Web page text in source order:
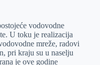
vodovodne
U toku je realizacija
mreže, radovi
pri kraju su u naselju
je ove godine